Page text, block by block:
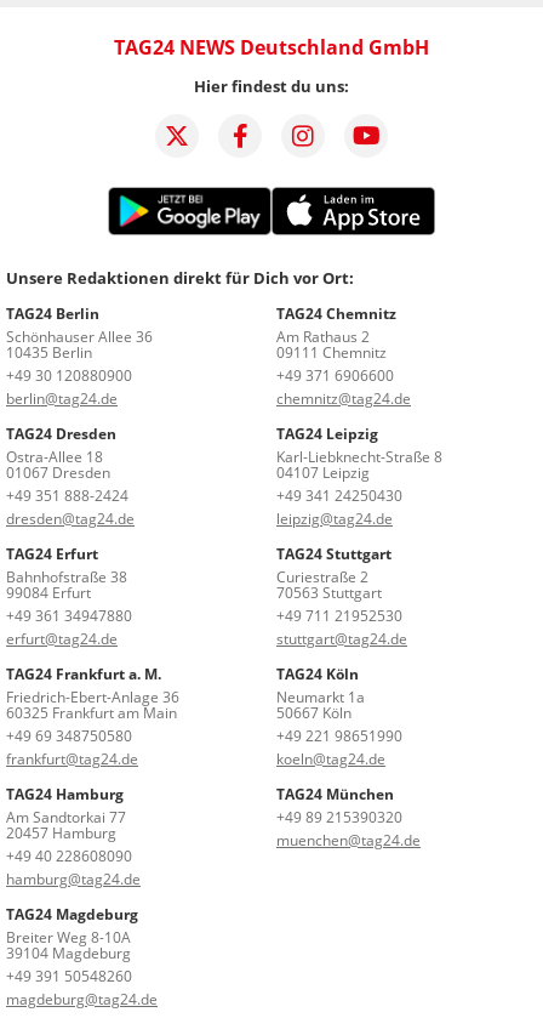
TAG24 NEWS Deutschland GmbH
Hier findest du uns:
Unsere Redaktionen direkt für Dich vor Ort:
TAG24 Berlin
Schönhauser Allee 36
10435 Berlin
+49 30 120880900
berlin@tag24.de
TAG24 Chemnitz
Am Rathaus 2
09111 Chemnitz
+49 371 6906600
chemnitz@tag24.de
TAG24 Dresden
Ostra-Allee 18
01067 Dresden
+49 351 888-2424
dresden@tag24.de
TAG24 Leipzig
Karl-Liebknecht-Straße 8
04107 Leipzig
+49 341 24250430
leipzig@tag24.de
TAG24 Erfurt
Bahnhofstraße 38
99084 Erfurt
+49 361 34947880
erfurt@tag24.de
TAG24 Stuttgart
Curiestraße 2
70563 Stuttgart
+49 711 21952530
stuttgart@tag24.de
TAG24 Frankfurt a. M.
Friedrich-Ebert-Anlage 36
60325 Frankfurt am Main
+49 69 348750580
frankfurt@tag24.de
TAG24 Köln
Neumarkt 1a
50667 Köln
+49 221 98651990
koeln@tag24.de
TAG24 Hamburg
Am Sandtorkai 77
20457 Hamburg
+49 40 228608090
hamburg@tag24.de
TAG24 München
+49 89 215390320
muenchen@tag24.de
TAG24 Magdeburg
Breiter Weg 8-10A
39104 Magdeburg
+49 391 50548260
magdeburg@tag24.de